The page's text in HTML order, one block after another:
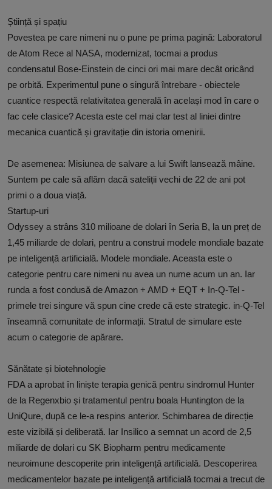
Știință și spațiu
Povestea pe care nimeni nu o pune pe prima pagină: Laboratorul
de Atom Rece al NASA, modernizat, tocmai a produs
condensatul Bose-Einstein de cinci ori mai mare decât oricând
pe orbită. Experimentul pune o singură întrebare - obiectele
cuantice respectă relativitatea generală în același mod în care o
fac cele clasice? Acesta este cel mai clar test al liniei dintre
mecanica cuantică și gravitație din istoria omenirii.
De asemenea: Misiunea de salvare a lui Swift lansează mâine.
Suntem pe cale să aflăm dacă sateliții vechi de 22 de ani pot
primi o a doua viață.
Startup-uri
Odyssey a strâns 310 milioane de dolari în Seria B, la un preț de
1,45 miliarde de dolari, pentru a construi modele mondiale bazate
pe inteligență artificială. Modele mondiale. Aceasta este o
categorie pentru care nimeni nu avea un nume acum un an. Iar
runda a fost condusă de Amazon + AMD + EQT + In-Q-Tel -
primele trei singure vă spun cine crede că este strategic. in-Q-Tel
înseamnă comunitate de informații. Stratul de simulare este
acum o categorie de apărare.
Sănătate și biotehnologie
FDA a aprobat în liniște terapia genică pentru sindromul Hunter
de la Regenxbio și tratamentul pentru boala Huntington de la
UniQure, după ce le-a respins anterior. Schimbarea de direcție
este vizibilă și deliberată. Iar Insilico a semnat un acord de 2,5
miliarde de dolari cu SK Biopharm pentru medicamente
neuroimune descoperite prin inteligență artificială. Descoperirea
medicamentelor bazate pe inteligență artificială tocmai a trecut de